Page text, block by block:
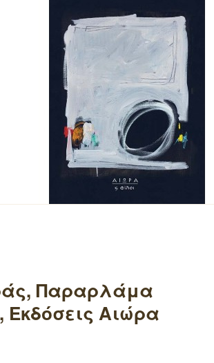
Παραρλάμα
Εκδόσεις Αιώρα